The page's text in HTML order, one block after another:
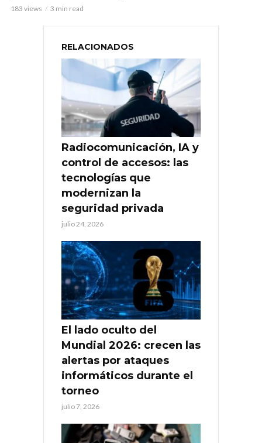
183 views 3 min read
RELACIONADOS
Radiocomunicación, IA y
control de accesos: las
tecnologías que
modernizan la
seguridad privada
julio 24, 2026
El lado oculto del
Mundial 2026: crecen las
alertas por ataques
informáticos durante el
torneo
julio 7, 2026